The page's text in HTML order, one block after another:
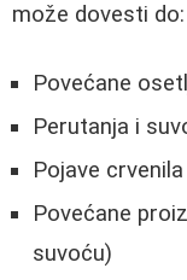
može dovesti do:
Povećane
Perutanja i
Pojave crvenila
Povećane
suvoću)